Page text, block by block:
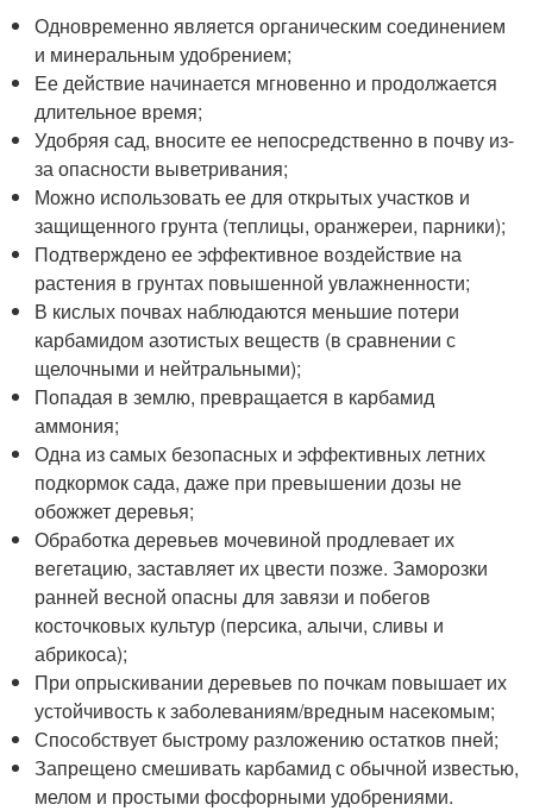
Одновременно является органическим соединением
и минеральным удобрением;
Ее действие начинается мгновенно и продолжается
длительное время;
Удобряя сад, вносите ее непосредственно в почву из-
за опасности выветривания;
Можно использовать ее для открытых участков и
защищенного грунта (теплицы, оранжереи, парники);
Подтверждено ее эффективное воздействие на
растения в грунтах повышенной увлажненности;
В кислых почвах наблюдаются меньшие потери
карбамидом азотистых веществ (в сравнении с
щелочными и нейтральными);
Попадая в землю, превращается в карбамид
аммония;
Одна из самых безопасных и эффективных летних
подкормок сада, даже при превышении дозы не
обожжет деревья;
Обработка деревьев мочевиной продлевает их
вегетацию, заставляет их цвести позже. Заморозки
ранней весной опасны для завязи и побегов
косточковых культур (персика, алычи, сливы и
абрикоса);
При опрыскивании деревьев по почкам повышает их
устойчивость к заболеваниям/вредным насекомым;
Способствует быстрому разложению остатков пней;
Запрещено смешивать карбамид с обычной известью,
мелом и простыми фосфорными удобрениями.